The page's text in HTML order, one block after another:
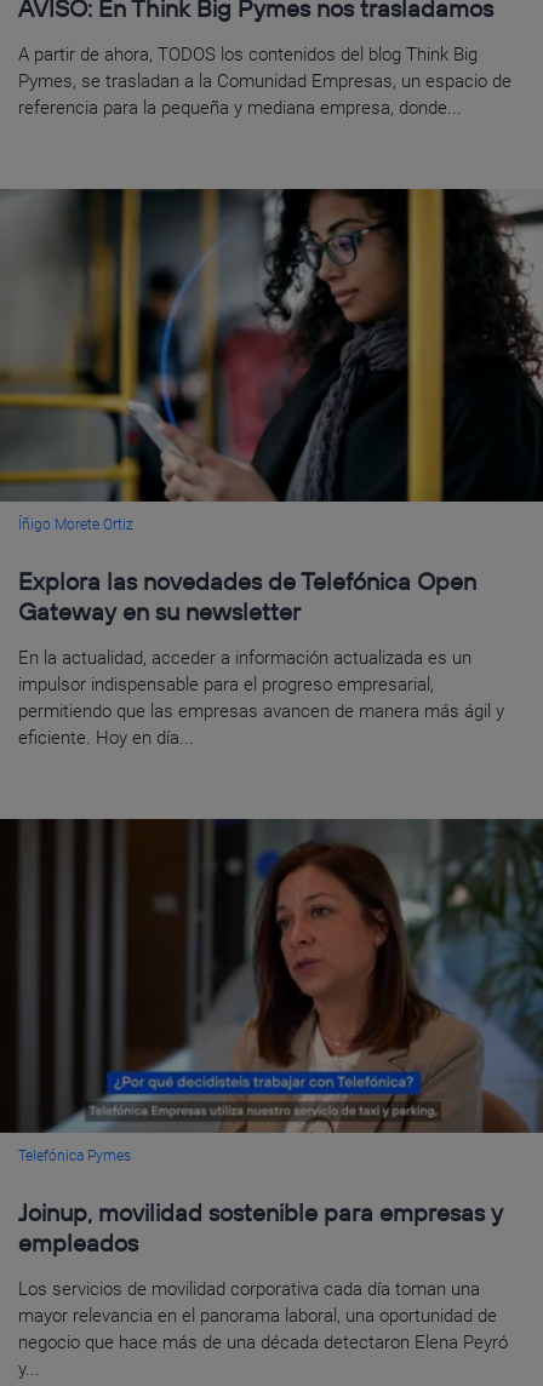
AVISO: En Think Big Pymes nos trasladamos
A partir de ahora, TODOS los contenidos del blog Think Big
Pymes, se trasladan a la Comunidad Empresas, un espacio de
referencia para la pequeña y mediana empresa, donde...
Íñigo Morete Ortiz
Explora las novedades de Telefónica Open
Gateway en su newsletter
En la actualidad, acceder a información actualizada es un
impulsor indispensable para el progreso empresarial,
permitiendo que las empresas avancen de manera más ágil y
eficiente. Hoy en día...
Telefónica Pymes
Joinup, movilidad sostenible para empresas y
empleados
Los servicios de movilidad corporativa cada día toman una
mayor relevancia en el panorama laboral, una oportunidad de
negocio que hace más de una década detectaron Elena Peyró
y...